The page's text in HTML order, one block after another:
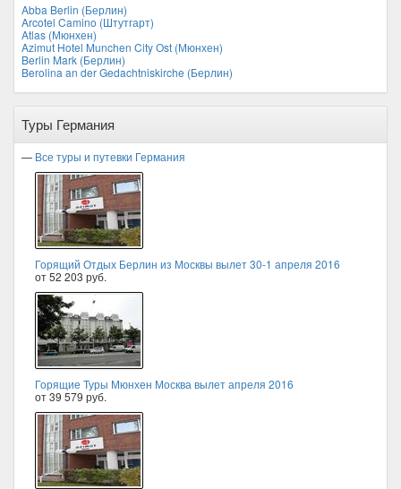
Abba Berlin (Берлин)
Arcotel Camino (Штутгарт)
Atlas (Мюнхен)
Azimut Hotel Munchen City Ost (Мюнхен)
Berlin Mark (Берлин)
Berolina an der Gedachtniskirche (Берлин)
Туры Германия
— Все туры и путевки Германия
Горящий Отдых Берлин из Москвы вылет 30-1 апреля 2016
от 52 203 руб.
Горящие Туры Мюнхен Москва вылет апреля 2016
от 39 579 руб.